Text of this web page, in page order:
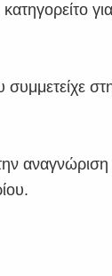
για
συμμετείχε
αναγνώριση